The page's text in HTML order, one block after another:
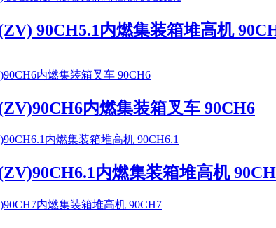
90CH5.1内燃集装箱堆高机
内燃集装箱叉车 90CH6
内燃集装箱堆高机